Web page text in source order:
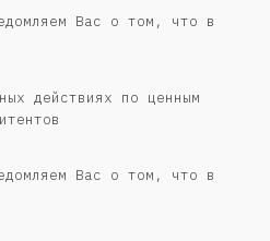
Вас о том, что в
действиях по ценным
Вас о том, что в